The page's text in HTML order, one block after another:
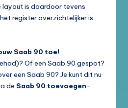
layout is daardoor tevens
register overzichtelijker is
Saab 90 toe!
Of een Saab 90 gespot?
een Saab 90? Je kunt dit nu
de Saab 90 toevoegen-